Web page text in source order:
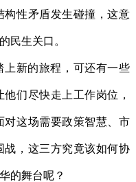
构性矛盾发生碰撞，这意
民生关口。
上新的旅程，可还有一些
们尽快走上工作岗位，
对这场需要政策智慧、市
战，这三方究竟该如何协
的舞台呢？